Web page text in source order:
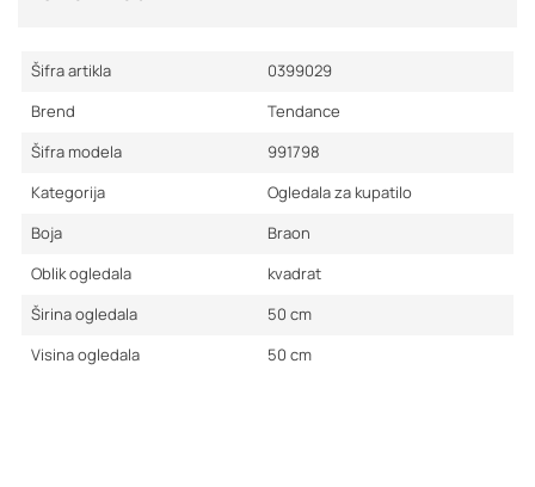
Šifra artikla
0399029
Brend
Tendance
Šifra modela
991798
Kategorija
Ogledala za kupatilo
Boja
Braon
Oblik ogledala
kvadrat
Širina ogledala
50 cm
Visina ogledala
50 cm